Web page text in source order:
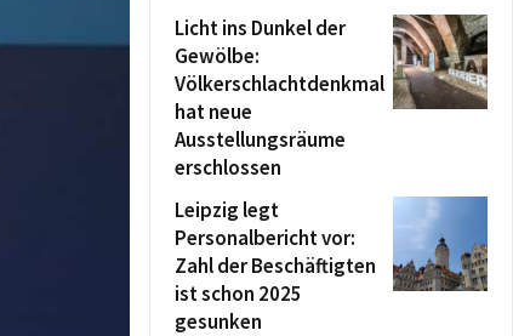
Licht ins Dunkel der
Gewölbe:
Völkerschlachtdenkmal
hat neue
Ausstellungsräume
erschlossen
Leipzig legt
Personalbericht vor:
Zahl der Beschäftigten
ist schon 2025
gesunken